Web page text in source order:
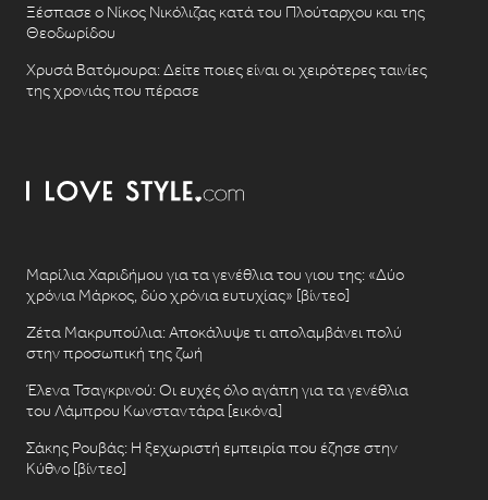
Ξέσπασε ο Νίκος Νικόλιζας κατά του Πλούταρχου και της
Θεοδωρίδου
Χρυσά Βατόμουρα: Δείτε ποιες είναι οι χειρότερες ταινίες
της χρονιάς που πέρασε
Μαρίλια Χαριδήμου για τα γενέθλια του γιου της: «Δύο
χρόνια Μάρκος, δύο χρόνια ευτυχίας» [βίντεο]
Ζέτα Μακρυπούλια: Αποκάλυψε τι απολαμβάνει πολύ
στην προσωπική της ζωή
Έλενα Τσαγκρινού: Οι ευχές όλο αγάπη για τα γενέθλια
του Λάμπρου Κωνσταντάρα [εικόνα]
Σάκης Ρουβάς: Η ξεχωριστή εμπειρία που έζησε στην
Κύθνο [βίντεο]